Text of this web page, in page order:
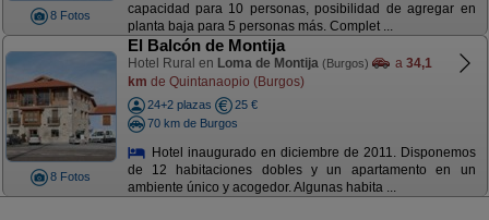
8 Fotos
capacidad para 10 personas, posibilidad de agregar en
planta baja para 5 personas más. Complet ...
8 Fotos
El Balcón de Montija
Hotel Rural en Loma de Montija (Burgos) a 34,1
km de Quintanaopio (Burgos)
24+2 plazas
25 €
70 km de Burgos
Hotel inaugurado en diciembre de 2011. Disponemos
de 12 habitaciones dobles y un apartamento en un
ambiente único y acogedor. Algunas habita ...